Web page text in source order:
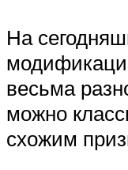
На
весьма
можно
схожим